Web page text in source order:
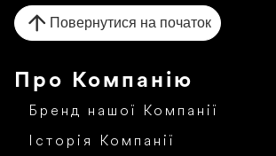
Про Компанію
Бренд нашої Компанії
Історія Компанії
Повернутися на початок